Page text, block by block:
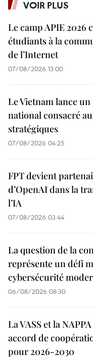
VOIR PLUS
Le camp APIE 2026
étudiants à la
de l’Internet
07/08/2026 13:00
Le Vietnam lance
national consacré
stratégiques
07/08/2026 04:25
FPT devient
d’OpenAI dans la
l’IA
07/08/2026 03:44
La question de la
représente un défi
cybersécurité
06/08/2026 08:30
La VASS et la
accord de
pour 2026-2030